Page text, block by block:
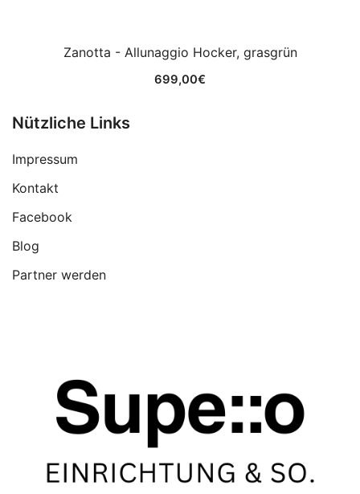
Zanotta - Allunaggio Hocker, grasgrün
699,00€
Nützliche Links
Impressum
Kontakt
Facebook
Blog
Partner werden